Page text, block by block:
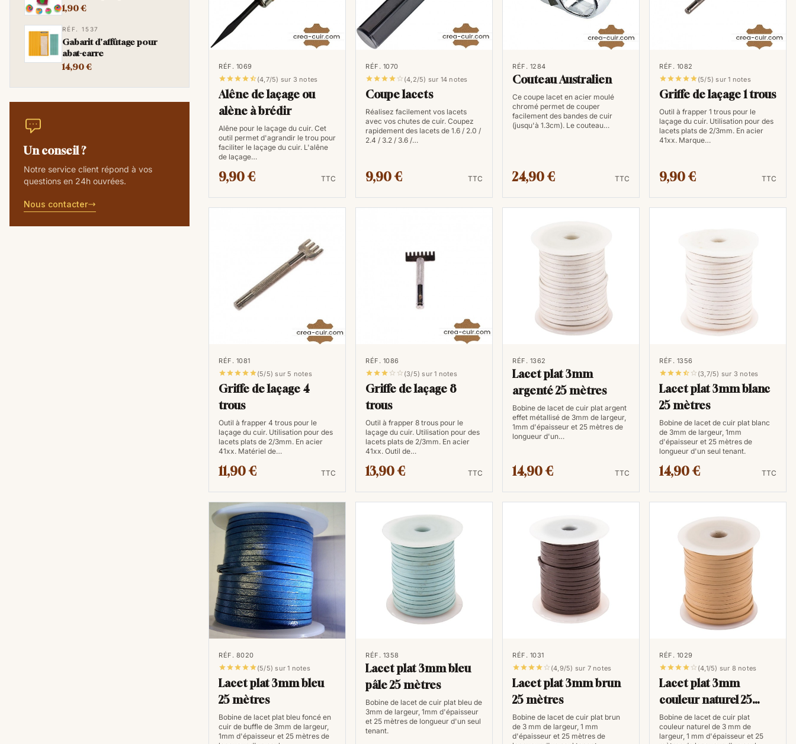
Lacet de cuir rond
Bobine de lacet de cuir rond
2 mm de diamètre, disponibles en bobine de 25 mètres d'un
seul tenant et proposées en 12 coloris. Le cuir de buffle présente une résistance supérieure
au cuir de vachette. Ces lacets seront idéals pour la confection de bracelets ou colliers.
Lacet de cuir plat
Proposés en bobine de 25 mètres et d'une largeur de 3 ou 5 mm, en 12 couleurs, ces
lacets plats, réalisés dans du cuir de buffle, seront idéals pour le laçage du cuir. Nos
bobines de lacets cuir
sont d'un seul tenant sans raccords et sont disponible dans une
Outillage pour le laçage du cuir
lacets de cuirdans vos chutes de cuir.
Comment assouplir des lacets en cuir ?
Si vous souhaitez donner à vos espadrilles, souliers ou bottines une touche de modernité et
un look plus décontracté, les lacets en cuir sont la solution parfaite. Grâce à leur aspect
intemporel et élégant, ils offrent aux chaussures pour femme un style unique qui se marie
avec tout type de tenue. Mais comment assouplir ces lacets en cuir ?
Tout d'abord, lorsque vous choisissez des lacets en cuir pour votre paire de chaussures
préférée, optez pour une couleur neutre comme le bleu-marine ou même du léopard si
vous êtes plus audacieuse. Si vous voulez quelque chose qui correspondra bien avec
n’importe quelle robe ou slim féminin, alors un nœud blanc serait parfait. Vos chaussures
auront l'air stylées sans paraître trop extravagantes ! Une fois que les lacets sont attachés
à votre paire de chaussure favori, commencez à appliquer une fine couche d’huile sur eux
et frottez doucement jusqu’à ce qu’ils soient complètement imprégnés. Cette huile nourrira
le cuir et rendra les lacets souples au touché. Une autre option consiste à acheter des
Quels lacets en cuir choisir pour un look unique ?
Choisir des lacets en cuir peut parfois s'avérer compliqué. Pour les femmes qui
recherchent un style élégant, une paire de chaussures en cuir se mariera à merveille avec
votre pull préféré ou votre jupe favorite. Les modèles fourrés offrent plus de douceur et de
chaleur pour la mi-saison tandis que les bi-matière apporteront une touche d'originalité à
vos looks.
du plus bel effet avec des chaussures en cuir et un pull. Nous vous conseillons ensuite
d’opter pour des lacets qui procureront un confort optimal lorsque vous porterez vos
bottines favorites. Vous trouverez également sur le marché des modèles réalisés à partir de
croûte de cuir dotée d’une fermeture zippée très pratiques quand on cherche à créer un
look faussement décontracte et tendance. Les amoureuses des matières nobles ne sont
pas non plus oubliée puisqu’on retrouve aujourd’hui sur le marché diverses nuances de
1,90 €
RÉF. 1537
Gabarit d'affûtage pour
abat-carre
14,90 €
Un conseil ?
Notre service client répond à vos
questions en 24h ouvrées.
Nous contacter
RÉF. 1069
(4,7/5) sur 3 notes
Alêne de laçage ou
alène à brédir
Alêne pour le laçage du cuir. Cet
outil permet d'agrandir le trou pour
faciliter le laçage du cuir. L'alêne
de laçage…
9,90 € TTC
RÉF. 1070
  (4,2/5) sur 14 notes
Coupe lacets
Réalisez facilement vos lacets
avec vos chutes de cuir. Coupez
rapidement des lacets de 1.6 / 2.0 /
2.4 / 3.2 / 3.6 /…
9,90 € TTC
RÉF. 1284
Couteau Australien
Ce coupe lacet en acier moulé
chromé permet de couper
facilement des bandes de cuir
(jusqu'à 1.3cm). Le couteau…
24,90 € TTC
RÉF. 1082
(5/5) sur 1 notes
Griffe de laçage 1 trous
Outil à frapper 1 trous pour le
laçage du cuir. Utilisation pour des
lacets plats de 2/3mm. En acier
41xx. Marque…
9,90 € TTC
RÉF. 1081
(5/5) sur 5 notes
Griffe de laçage 4
trous
Outil à frapper 4 trous pour le
laçage du cuir. Utilisation pour des
lacets plats de 2/3mm. En acier
41xx. Matériel de…
11,90 € TTC
RÉF. 1086
   (3/5) sur 1 notes
Griffe de laçage 8
trous
Outil à frapper 8 trous pour le
laçage du cuir. Utilisation pour des
lacets plats de 2/3mm. En acier
41xx. Outil de…
13,90 € TTC
RÉF. 1362
Lacet plat 3mm
argenté 25 mètres
Bobine de lacet de cuir plat argent
effet métallisé de 3mm de largeur,
1mm d'épaisseur et 25 mètres de
longueur d'un…
14,90 € TTC
RÉF. 1356
  (3,7/5) sur 3 notes
Lacet plat 3mm blanc
25 mètres
Bobine de lacet de cuir plat blanc
de 3mm de largeur, 1mm
d'épaisseur et 25 mètres de
longueur d'un seul tenant.
14,90 € TTC
RÉF. 8020
(5/5) sur 1 notes
Lacet plat 3mm bleu
25 mètres
Bobine de lacet plat bleu foncé en
cuir de buffle de 3mm de largeur,
1mm d'épaisseur et 25 mètres de
RÉF. 1358
Lacet plat 3mm bleu
pâle 25 mètres
Bobine de lacet de cuir plat bleu de
3mm de largeur, 1mm d'épaisseur
et 25 mètres de longueur d'un seul
tenant.
RÉF. 1031
  (4,9/5) sur 7 notes
Lacet plat 3mm brun
25 mètres
Bobine de lacet de cuir plat brun
de 3 mm de largeur, 1 mm
d'épaisseur et 25 mètres de
RÉF. 1029
  (4,1/5) sur 8 notes
Lacet plat 3mm
couleur naturel 25
mètres
Bobine de lacet de cuir plat
couleur naturel de 3 mm de
largeur, 1 mm d'épaisseur et 25